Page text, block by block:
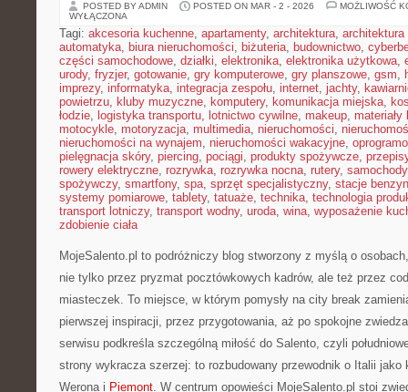
POSTED BY ADMIN POSTED ON MAR - 2 - 2026
MOŻLIWOŚĆ
WYŁĄCZONA
Tagi: akcesoria kuchenne, apartamenty, architektura, architektura
automatyka, biura nieruchomości, biżuteria, budownictwo,
części samochodowe, działki, elektronika, elektronika użytkowa,
urody, fryzjer, gotowanie, gry komputerowe, gry planszowe, gsm,
imprezy, informatyka, integracja zespołu, internet, jachty,
powietrzu, kluby muzyczne, komputery, komunikacja miejska,
łodzie, logistyka transportu, lotnictwo cywilne, makeup, materiały
motocykle, motoryzacja, multimedia, nieruchomości,
nieruchomości na wynajem, nieruchomości wakacyjne,
pielęgnacja skóry, piercing, pociągi, produkty spożywcze,
rowery elektryczne, rozrywka, rozrywka nocna, rutery, samochody
spożywczy, smartfony, spa, sprzęt specjalistyczny, stacje
systemy pomiarowe, tablety, tatuaże, technika, technologia
transport lotniczy, transport wodny, uroda, wina, wyposażenie
zdobienie ciała
MojeSalento.pl to podróżniczy blog stworzony z myślą o
nie tylko przez pryzmat pocztówkowych kadrów, ale też przez
miasteczek. To miejsce, w którym pomysły na city break
pierwszej inspiracji, przez przygotowania, aż po spokojne
serwisu podkreśla szczególną miłość do Salento, czyli
strony wykracza szerzej: to rozbudowany przewodnik o Italii jako
Werona i Piemont. W centrum opowieści MojeSalento.pl stoi